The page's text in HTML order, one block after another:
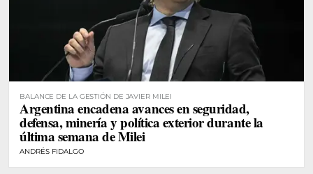
BALANCE DE LA GESTIÓN DE JAVIER MILEI
Argentina encadena avances en seguridad,
defensa, minería y política exterior durante la
última semana de Milei
ANDRÉS FIDALGO